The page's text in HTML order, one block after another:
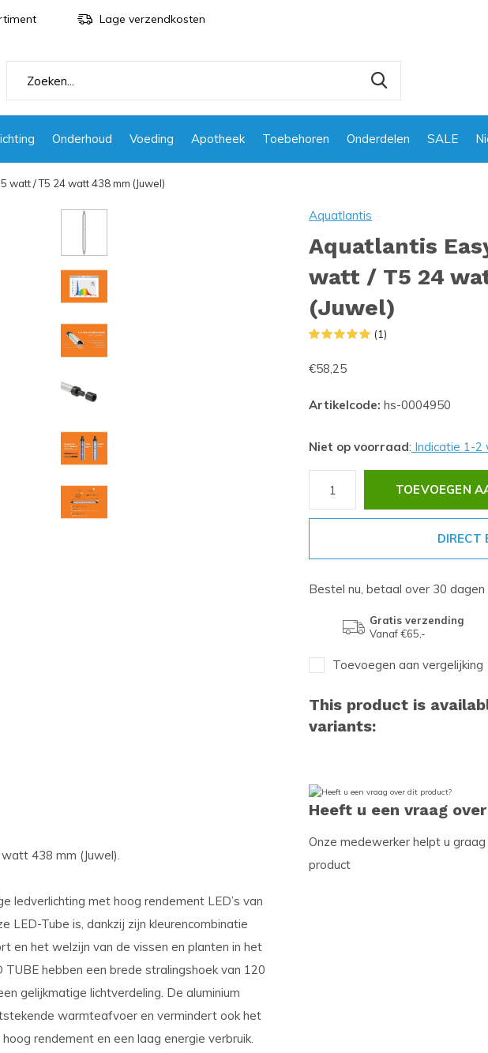
Onderhoud Voeding Apotheek Toebehoren Onderdelen SALE
Lage verzendkosten
watt / T5 24 watt 438 mm (Juwel)
Aquatlantis
Aquatlantis
watt / T5 24
(Juwel)
(1)
€58,25
Artikelcode: hs-0004950
Niet op voorraad: Indicatie 1-2
TOEVOEGEN
DIRECT
Bestel nu, betaal over 30 dagen
Gratis verzending
Vanaf €65,-
Toevoegen aan vergelijking
This product is
variants:
438 mm (Juwel).
ledverlichting met hoog rendement LED’s van
LED-Tube is, dankzij zijn kleurencombinatie
en het welzijn van de vissen en planten in het
hebben een brede stralingshoek van 120
gelijkmatige lichtverdeling. De aluminium
warmteafvoer en vermindert ook het
rendement en een laag energie verbruik.
Heeft u een vraag
Onze medewerker helpt u
product